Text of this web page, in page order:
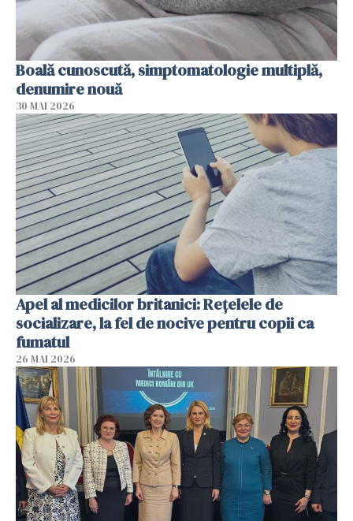
Boală cunoscută, simptomatologie multiplă,
denumire nouă
30 MAI 2026
Apel al medicilor britanici: Reţelele de
socializare, la fel de nocive pentru copii ca
fumatul
26 MAI 2026